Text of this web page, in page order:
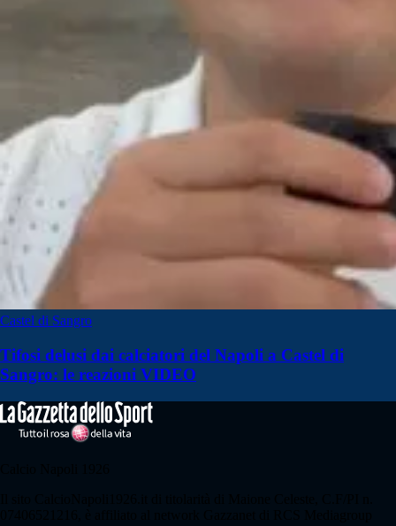
Castel di Sangro
Tifosi delusi dai calciatori del Napoli a Castel di
Sangro: le reazioni VIDEO